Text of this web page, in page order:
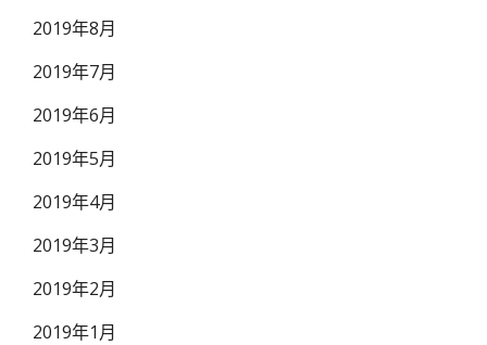
2019年8月
2019年7月
2019年6月
2019年5月
2019年4月
2019年3月
2019年2月
2019年1月